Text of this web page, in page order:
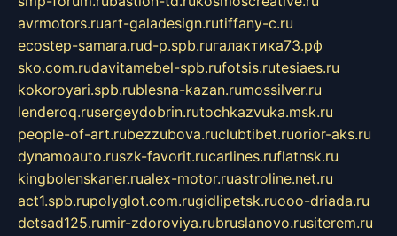
avrmotors.ruart-galadesign.rutiffany-c.ru
ecostep-samara.rud-p.spb.ruгалактика73.рф
sko.com.rudavitamebel-spb.rufotsis.rutesiaes.ru
kokoroyari.spb.rublesna-kazan.rumossilver.ru
lenderoq.rusergeydobrin.rutochkazvuka.msk.ru
people-of-art.rubezzubova.ruclubtibet.ruorior-aks.ru
dynamoauto.ruszk-favorit.rucarlines.ruflatnsk.ru
kingbolenskaner.rualex-motor.ruastroline.net.ru
act1.spb.rupolyglot.com.rugidlipetsk.ruooo-driada.ru
detsad125.rumir-zdoroviya.rubruslanovo.rusiterem.ru